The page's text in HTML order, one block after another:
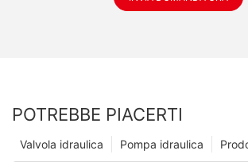
POTREBBE PIACERTI
Pompa idraulica
Valvola idraulica